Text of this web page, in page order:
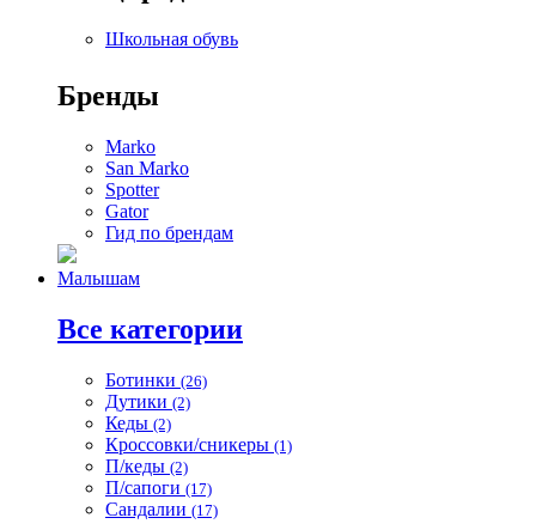
Школьная обувь
Бренды
Marko
San Marko
Spotter
Gator
Гид по брендам
Малышам
Все категории
Ботинки (26)
Дутики (2)
Кеды (2)
Кроссовки/сникеры (1)
П/кеды (2)
П/сапоги (17)
Сандалии (17)